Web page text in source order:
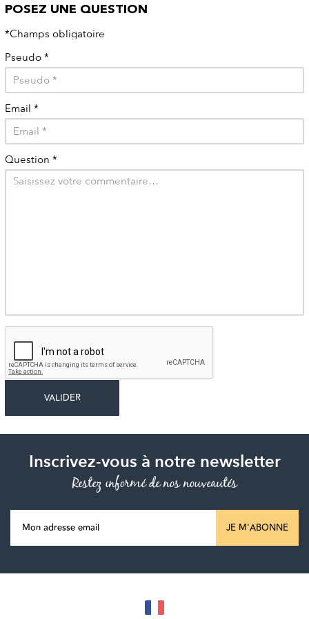
POSEZ UNE QUESTION
*Champs obligatoire
Pseudo *
Email *
Question *
Inscrivez-vous à notre newsletter
Restez informé de nos nouveautés
JE M'ABONNE